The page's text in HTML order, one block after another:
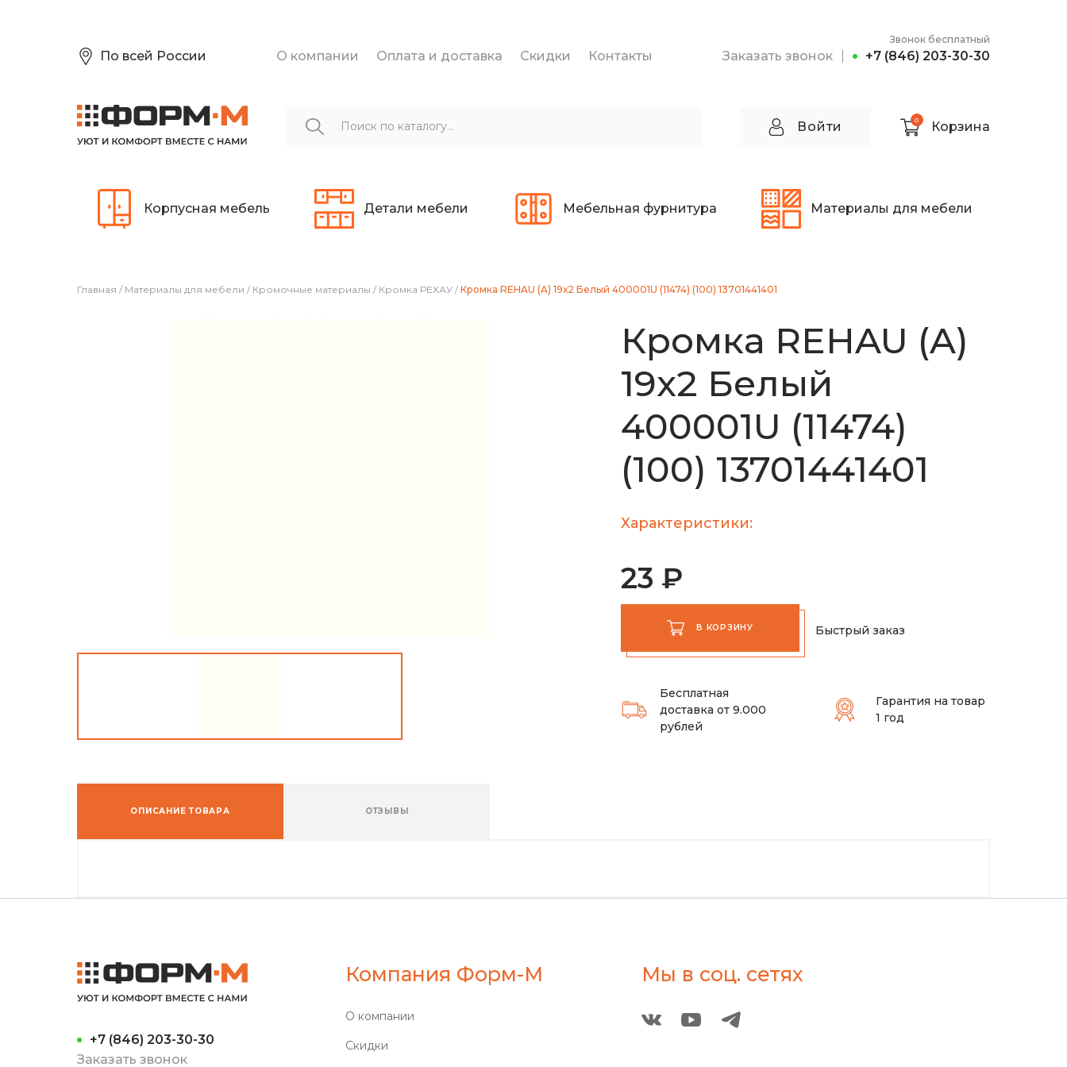
По всей России О компании Оплата и доставка Скидки Контакты Заказать звонок
Звонок бесплатный
+7 (846) 203-30-30
Войти 0 Корзина
Корпусная мебель Детали мебели Мебельная фурнитура Материалы для мебели
Главная / Материалы для мебели / Кромочные материалы / Кромка РЕХАУ / Кромка REHAU (A) 19х2 Белый 400001U (11474) (100) 13701441401
Кромка REHAU (A)
19х2 Белый
400001U (11474)
(100) 13701441401
Характеристики:
23 ₽
В КОРЗИНУ Быстрый заказ
Бесплатная
доставка от 9.000
рублей
Гарантия на товар
1 год
ОПИСАНИЕ ТОВАРА ОТЗЫВЫ
+7 (846) 203-30-30
Заказать звонок
Компания Форм-М
О компании
Скидки
Мы в соц. сетях